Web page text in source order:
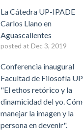
La Cátedra UP-IPADE
Carlos Llano en
Aguascalientes
posted at Dec 3, 2019
Conferencia inaugural
Facultad de Filosofía UP
"El ethos retórico y la
dinamicidad del yo.
manejar la imagen y la
persona en devenir".